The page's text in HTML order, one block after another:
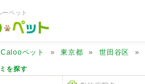
ペット
Calooペット 東京都 世田谷区
を探す